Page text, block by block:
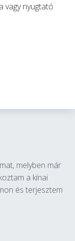
vagy nyugtató
melyben már
a kínai
és terjesztem